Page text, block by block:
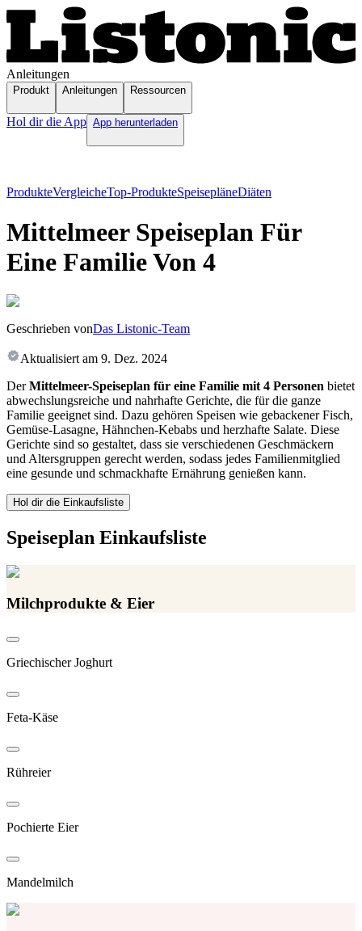
Anleitungen
Produkt Anleitungen Ressourcen
Hol dir die App App herunterladen
ProdukteVergleicheTop-ProdukteSpeisepläneDiäten
Mittelmeer Speiseplan Für
Eine Familie Von 4
Geschrieben vonDas Listonic-Team
Aktualisiert am 9. Dez. 2024
DerMittelmeer-Speiseplan für eine Familie mit 4 Personen bietet
abwechslungsreiche und nahrhafte Gerichte, die für die ganze
Familie geeignet sind. Dazu gehören Speisen wie gebackener Fisch,
Gemüse-Lasagne, Hähnchen-Kebabs und herzhafte Salate. Diese
Gerichte sind so gestaltet, dass sie verschiedenen Geschmäckern
und Altersgruppen gerecht werden, sodass jedes Familienmitglied
eine gesunde und schmackhafte Ernährung genießen kann.
Hol dir die Einkaufsliste
Speiseplan Einkaufsliste
Milchprodukte & Eier
Griechischer Joghurt
Feta-Käse
Rühreier
Pochierte Eier
Mandelmilch